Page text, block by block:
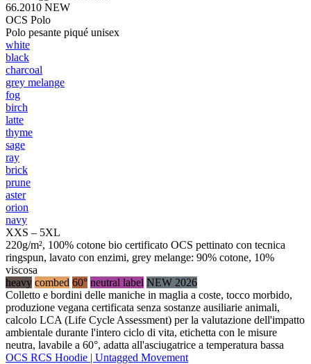
66.2010 NEW
OCS Polo
Polo pesante piqué unisex
white
black
charcoal
grey melange
fog
birch
latte
thyme
sage
ray
brick
prune
aster
orion
navy
XXS – 5XL
220g/m², 100% cotone bio certificato OCS pettinato con tecnica
ringspun, lavato con enzimi, grey melange: 90% cotone, 10%
viscosa
heavy combed 60° neutral label NEW 2026
Colletto e bordini delle maniche in maglia a coste, tocco morbido,
produzione vegana certificata senza sostanze ausiliarie animali,
calcolo LCA (Life Cycle Assessment) per la valutazione dell'impatto
ambientale durante l'intero ciclo di vita, etichetta con le misure
neutra, lavabile a 60°, adatta all'asciugatrice a temperatura bassa
OCS RCS Hoodie | Untagged Movement